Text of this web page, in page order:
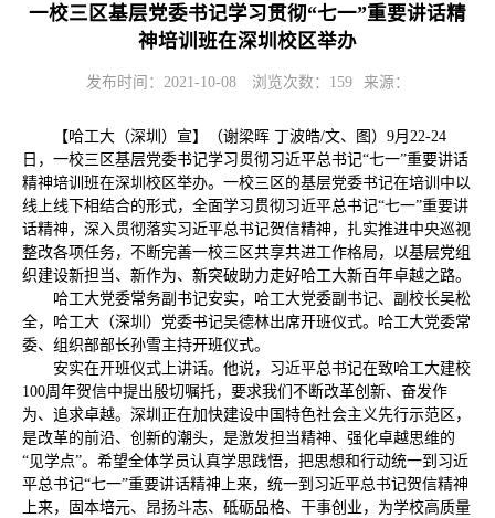
一校三区基层党委书记学习贯彻“七一”重要讲话精
神培训班在深圳校区举办
发布时间：2021-10-08 浏览次数： 159 来源：
【哈工大（深圳）宣】（谢梁晖 丁波皓/文、图）9月22-24
日，一校三区基层党委书记学习贯彻习近平总书记“七一”重要讲话
精神培训班在深圳校区举办。一校三区的基层党委书记在培训中以
线上线下相结合的形式，全面学习贯彻习近平总书记“七一”重要讲
话精神，深入贯彻落实习近平总书记贺信精神，扎实推进中央巡视
整改各项任务，不断完善一校三区共享共进工作格局，以基层党组
织建设新担当、新作为、新突破助力走好哈工大新百年卓越之路。
哈工大党委常务副书记安实，哈工大党委副书记、副校长吴松
全，哈工大（深圳）党委书记吴德林出席开班仪式。哈工大党委常
委、组织部部长孙雪主持开班仪式。
安实在开班仪式上讲话。他说，习近平总书记在致哈工大建校
100周年贺信中提出殷切嘱托，要求我们不断改革创新、奋发作
为、追求卓越。深圳正在加快建设中国特色社会主义先行示范区，
是改革的前沿、创新的潮头，是激发担当精神、强化卓越思维的
“见学点”。希望全体学员认真学思践悟，把思想和行动统一到习近
平总书记“七一”重要讲话精神上来，统一到习近平总书记贺信精神
上来，固本培元、昂扬斗志、砥砺品格、干事创业，为学校高质量